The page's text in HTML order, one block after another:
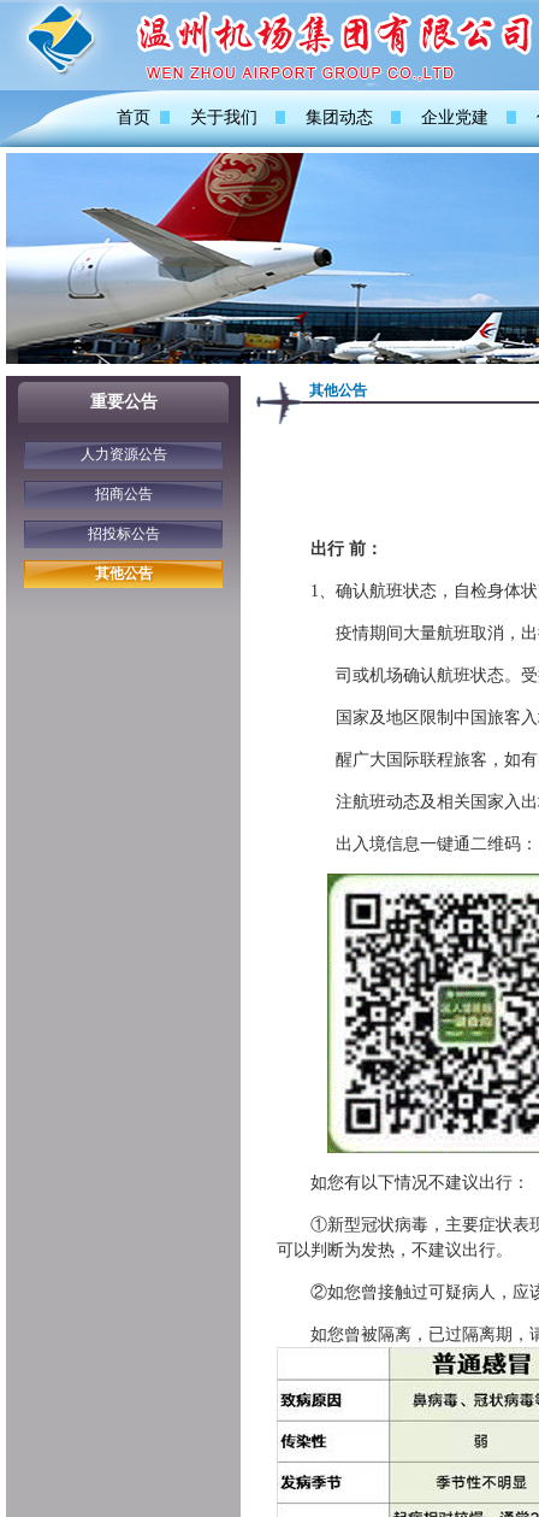
首页 关于我们 集团动态 企业党建
重要公告
人力资源公告
招商公告
招投标公告
其他公告
其他公告
出行 前：
1、 确认航班状态，自检身体
疫情期间大量航班取消，
司或机场确认航班状态。
国家及地区限制中国旅客
醒广大国际联程旅客，如
注航班动态及相关国家入
出入境信息一键通二维码：
如您有以下情况不建议出行：
①新型冠状病毒，主要症状表
可以判断为发热，不建议出行。
②如您曾接触过可疑病人，应
如您曾被隔离，已过隔离期，